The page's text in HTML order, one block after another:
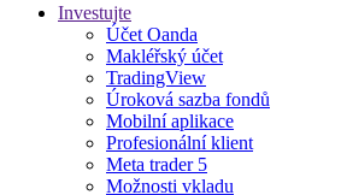
Investujte
Účet Oanda
Makléřský účet
TradingView
Úroková sazba fondů
Mobilní aplikace
Profesionální klient
Meta trader 5
Možnosti vkladu